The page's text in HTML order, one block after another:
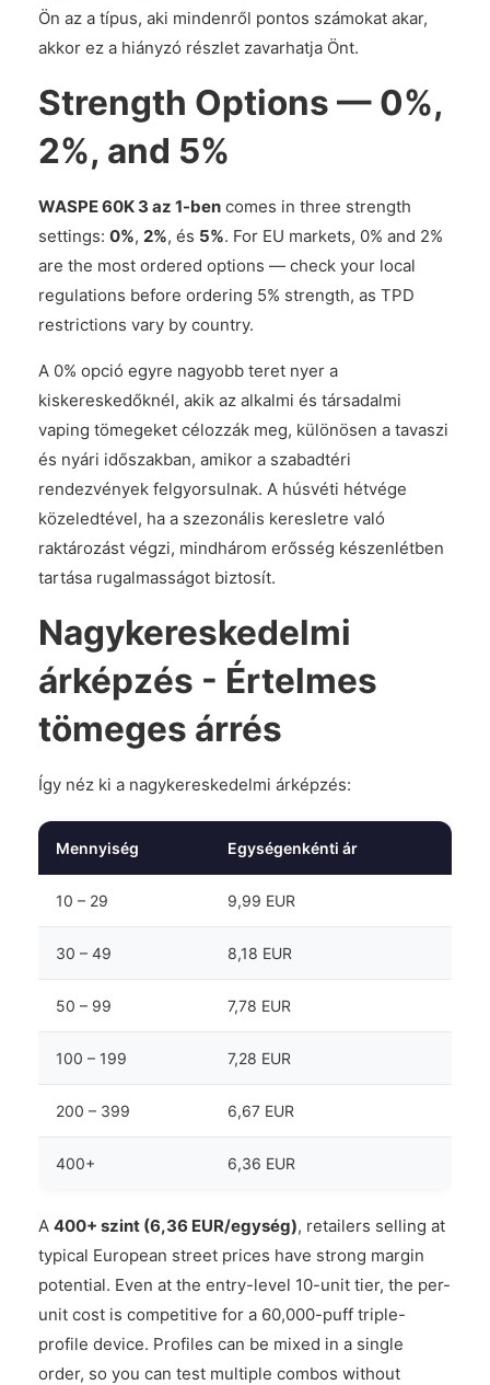
Ön az a típus, aki mindenről pontos számokat akar,
akkor ez a hiányzó részlet zavarhatja Önt.
Strength Options — 0%,
2%, and 5%
WASPE 60K 3 az 1-ben comes in three strength
settings: 0%, 2%, és 5%. For EU markets, 0% and 2%
are the most ordered options — check your local
regulations before ordering 5% strength, as TPD
restrictions vary by country.
A 0% opció egyre nagyobb teret nyer a
kiskereskedőknél, akik az alkalmi és társadalmi
vaping tömegeket célozzák meg, különösen a tavaszi
és nyári időszakban, amikor a szabadtéri
rendezvények felgyorsulnak. A húsvéti hétvége
közeledtével, ha a szezonális keresletre való
raktározást végzi, mindhárom erősség készenlétben
tartása rugalmasságot biztosít.
Nagykereskedelmi
árképzés - Értelmes
tömeges árrés
Így néz ki a nagykereskedelmi árképzés:
Mennyiség Egységenkénti ár
10 – 29 9,99 EUR
30 – 49 8,18 EUR
50 – 99 7,78 EUR
100 – 199 7,28 EUR
200 – 399 6,67 EUR
400+ 6,36 EUR
A 400+ szint (6,36 EUR/egység), retailers selling at
typical European street prices have strong margin
potential. Even at the entry-level 10-unit tier, the per-
unit cost is competitive for a 60,000-puff triple-
profile device. Profiles can be mixed in a single
order, so you can test multiple combos without